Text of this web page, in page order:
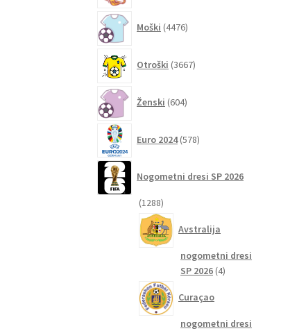
Moški 4476izdelkov
Otroški 3667izdelkov
Ženski 604izdelki
Euro 2024 578izdelkov
Nogometni dresi SP 2026
12881288
izdelkov
Avstralija
nogometni dresi
SP 2026 44
Curaçao
nogometni dresi